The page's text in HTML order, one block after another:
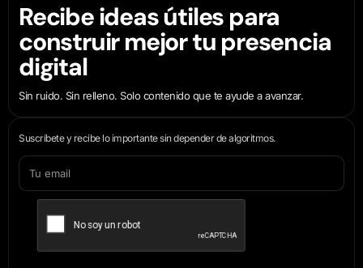
Recibe ideas útiles para
construir mejor tu presencia
digital
Sin ruido. Sin relleno. Solo contenido que te ayude a avanzar.
Suscríbete y recibe lo importante sin depender de algoritmos.